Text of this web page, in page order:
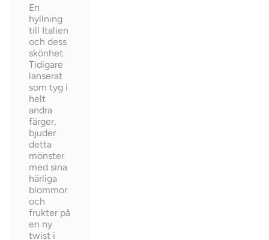
En
hyllning
till Italien
och dess
skönhet.
Tidigare
lanserat
som tyg i
helt
andra
färger,
bjuder
detta
mönster
med sina
härliga
blommor
och
frukter på
en ny
twist i